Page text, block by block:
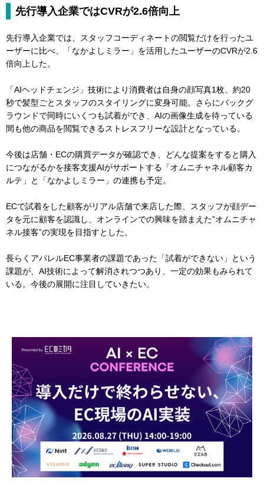
先行導入企業ではCVRが2.6倍向上
先行導入企業では、スタッフコーディネートの閲覧だけを行ったユ
ーザーに比べ、「なかよしミラー」を活用したユーザーのCVRが2.6
倍向上した。
「AIヘッドチェンジ」技術により消費者は自身の顔写真1枚、約20
秒で髪型ごとスタッフのスタイリングに変身可能。さらにバックグ
ラウンドで同時にいくつも試着ができ、AIの画像生成を待っている
間も他の商品を閲覧できるストレスフリーな設計となっている。
今後は店舗・ECの購買データが確認でき、どんな提案をすると購入
につながるかを接客支援AIがサポートする「オムニチャネル顧客カ
ルテ」と「なかよしミラー」の連携も予定。
ECで試着をした顧客がリアル店舗で来店した際、スタッフが顔デー
タを元に顧客を認識し、オンラインでの興味を踏まえた”オムニチャ
ネル接客”の実現を目指すとした。
長らくアパレルEC事業者の課題であった「試着ができない」という
課題が、AI技術によって解消されつつあり、一定の効果もみられて
いる。今後の展開に注目していきたい。